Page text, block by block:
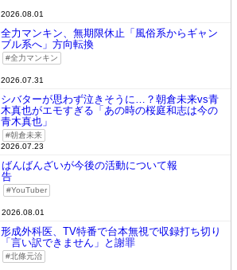
2026.08.01
全力マンキン、無期限休止「風俗系からギャン
ブル系へ」方向転換
全力マンキン
2026.07.31
シバターが思わず泣きそうに…？朝倉未来vs青
木真也がエモすぎる「あの時の桜庭和志は今の
青木真也」
朝倉未来
2026.07.23
ばんばんざいが今後の活動について報
告
YouTuber
2026.08.01
形成外科医、TV特番で台本無視で収録打ち切り
「言い訳できません」と謝罪
北條元治